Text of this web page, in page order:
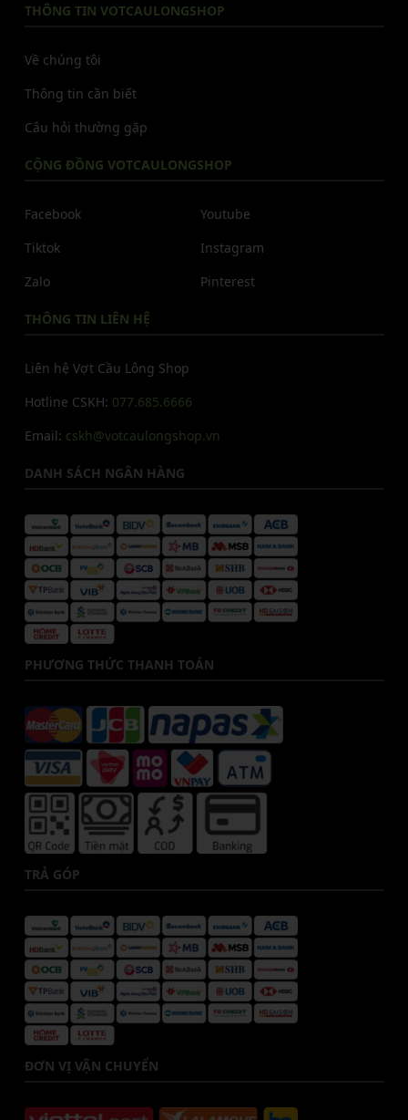
THÔNG TIN VOTCAULONGSHOP
Về chúng tôi
Thông tin cần biết
Câu hỏi thường gặp
CỘNG ĐỒNG VOTCAULONGSHOP
Facebook
Tiktok
Zalo
Youtube
Instagram
Pinterest
THÔNG TIN LIÊN HỆ
Liên hệ Vợt Cầu Lông Shop
Hotline CSKH: 077.685.6666
Email: cskh@votcaulongshop.vn
DANH SÁCH NGÂN HÀNG
PHƯƠNG THỨC THANH TOÁN
TRẢ GÓP
ĐƠN VỊ VẬN CHUYỂN